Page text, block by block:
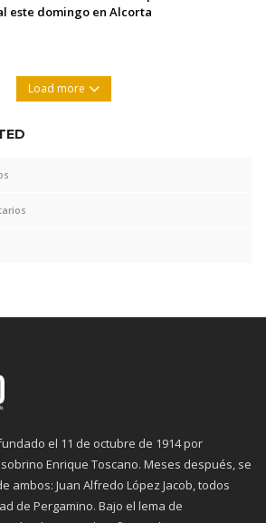
este domingo en Alcorta
Load more
el 11 de octubre de 1914 por
Enrique Toscano. Meses después, se
ambos: Juan Alfredo López Jacob, todos
de Pergamino. Bajo el lema de